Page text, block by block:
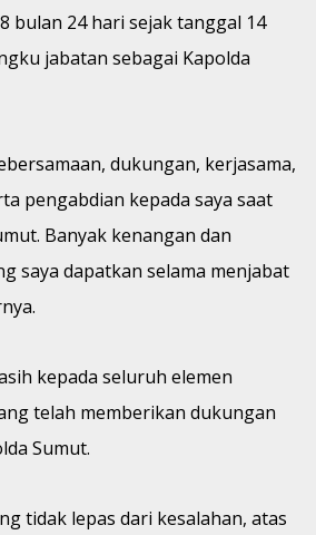
bulan 24 hari sejak tanggal 14
jabatan sebagai Kapolda
dukungan, kerjasama,
pengabdian kepada saya saat
Banyak kenangan dan
saya dapatkan selama menjabat
kepada seluruh elemen
telah memberikan dukungan
Sumut.
tidak lepas dari kesalahan, atas